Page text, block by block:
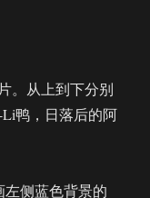
。从上到下分别
鸭，日落后的阿
左侧蓝色背景的